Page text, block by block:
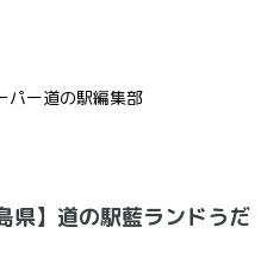
パー道の駅編集部
県】道の駅藍ランドうだ